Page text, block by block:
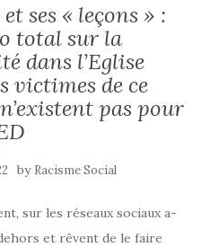
ses « leçons » :
total sur la
dans l’Eglise
victimes de ce
pas pour
by Racisme Social
sur les réseaux sociaux a-
et rêvent de le faire